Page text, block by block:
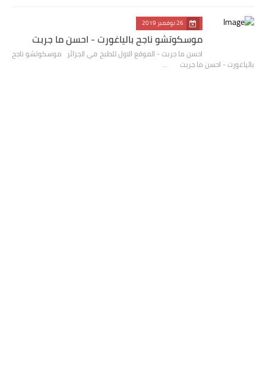
26 نوفمبر 2019
موسكوتشو ناجح بالياغورت - احسن ما جربت
احسن ما جربت - الموقع الاول للطبخ في الجزائر موسكوتشو ناجح
بالياغورت - احسن ما جربت …